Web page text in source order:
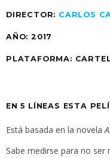
DIRECTOR: CARLOS
AÑO: 2017
PLATAFORMA:
EN 5 LÍNEAS ESTA
Está basada en la novela
Sabe medirse para no ser